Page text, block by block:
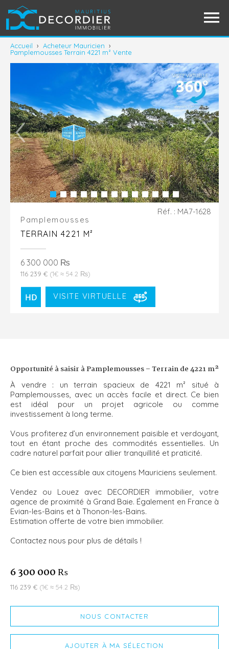
Accueil › Acheteur Mauricien ›
Pamplemousses Terrain 4221 m² Vente
Pamplemousses
TERRAIN 4221 M²
6 300 000 ₨
116 239 € (1€ ≈ 54.2 ₨)
VISITE VIRTUELLE
Réf. : MA7-1628
Opportunité à saisir à Pamplemousses – Terrain de 4221 m²
À vendre : un terrain spacieux de 4221 m² situé à
Pamplemousses, avec un accès facile et direct. Ce bien
est idéal pour un projet agricole ou comme
investissement à long terme.
Vous profiterez d’un environnement paisible et verdoyant,
tout en étant proche des commodités essentielles. Un
cadre naturel parfait pour allier tranquillité et praticité.
Ce bien est accessible aux citoyens Mauriciens seulement.
Vendez ou Louez avec DECORDIER immobilier, votre
agence de proximité à Grand Baie. Également en France à
Evian-les-Bains et à Thonon-les-Bains.
Estimation offerte de votre bien immobilier.
Contactez nous pour plus de détails !
6 300 000 ₨
116 239 € (1€ ≈ 54.2 ₨)
NOUS CONTACTER
AJOUTER À MA SÉLECTION